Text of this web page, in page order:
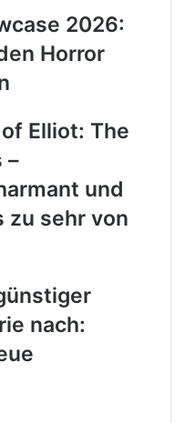
2026:
Horror
Elliot: The
–
und
zu sehr von
nach: